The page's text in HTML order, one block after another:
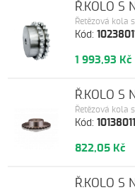
Kód:10238011
Řetězová kola
Ř.KOLO S
1 993,93 Kč
Kód:10138011
Řetězová kola
Ř.KOLO S
822,05 Kč
Ř.KOLO S